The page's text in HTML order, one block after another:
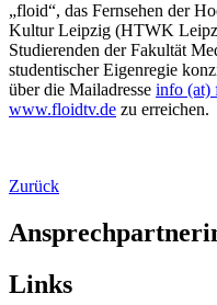
„floid“, das Fernsehen der
Kultur Leipzig (HTWK
Studierenden der Fakultät
studentischer Eigenregie
über die Mailadresse info (at)
www.floidtv.de zu erreichen.
Zurück
Links